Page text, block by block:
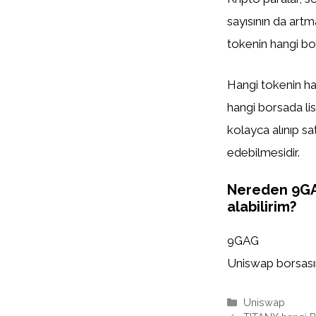
sayısının da
tokenin hangi
Hangi tokenin
hangi borsada
kolayca alınıp
edebilmesidir.
Nereden
alabilirim?
9GAG
Uniswap
Kategoriler
Uniswap